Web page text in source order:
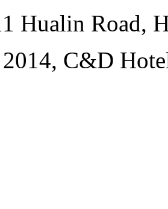
Hualin Road,
C&D